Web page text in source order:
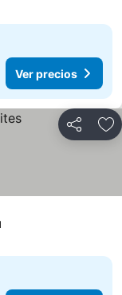
Ver precios
Compartir